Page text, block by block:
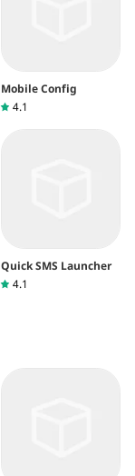
Mobile Config
4.1
Quick SMS Launcher
4.1